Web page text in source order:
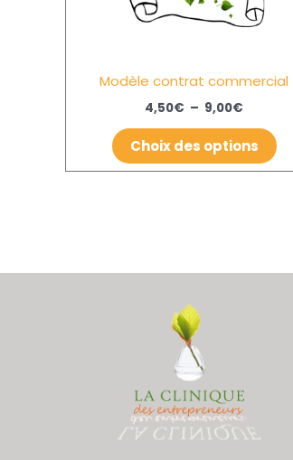
Modèle contrat commercial
4,50€ – 9,00€
Choix des options